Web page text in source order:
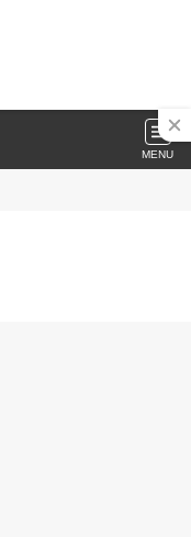
MENU